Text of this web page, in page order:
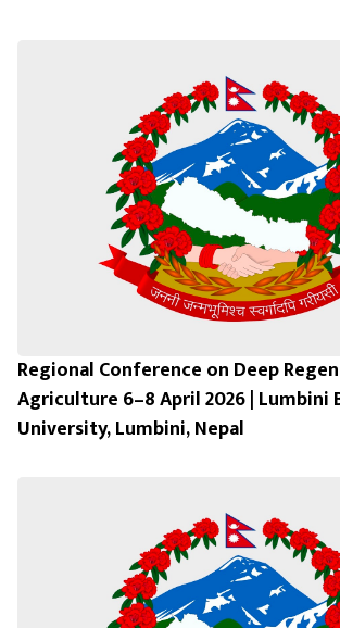
Regional Conference on Deep
Agriculture 6–8 April 2026 | Lumbini
University, Lumbini, Nepal